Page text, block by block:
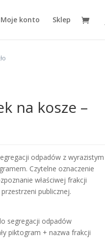
Moje konto Sklep
na kosze –
odpadów z wyrazistym
Czytelne oznaczenie
właściwej frakcji
publicznej.
segregacji odpadów
piktogram + nazwa frakcji